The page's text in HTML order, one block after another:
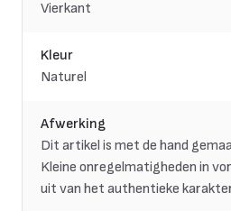
Vierkant
Kleur
Naturel
Afwerking
Dit artikel is met de hand
Kleine onregelmatigheden in
uit van het authentieke